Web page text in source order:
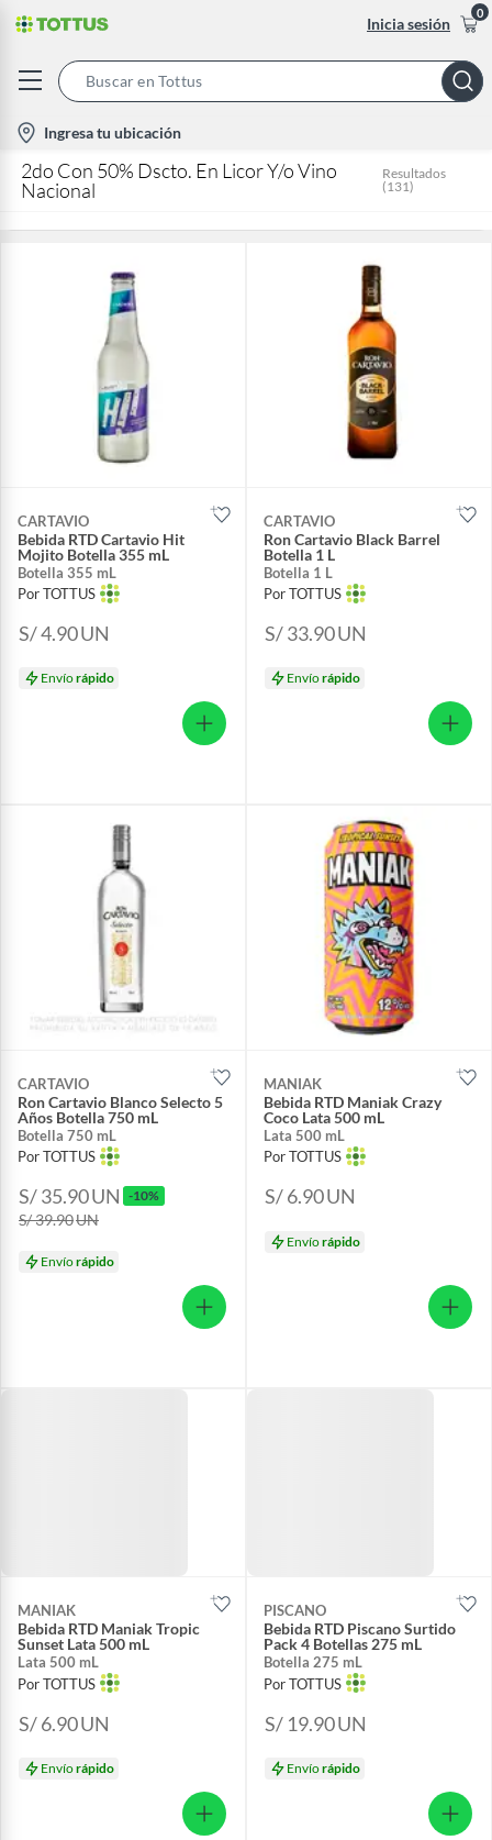
Inicia sesión
0
Bar
location-
icon
Ingresa tu ubicación
2do Con 50% Dscto. En Licor Y/o Vino
Nacional
Resultados
(131)
CARTAVIO
Bebida RTD Cartavio Hit
Mojito Botella 355 mL
Botella 355 mL
Por TOTTUS
S/ 4.90UN
Envíorápido
CARTAVIO
Ron Cartavio Black Barrel
Botella 1 L
Botella 1 L
Por TOTTUS
S/ 33.90UN
Envíorápido
CARTAVIO
Ron Cartavio Blanco Selecto 5
Años Botella 750 mL
Botella 750 mL
Por TOTTUS
S/ 35.90UN -10%
S/ 39.90UN
Envíorápido
MANIAK
Bebida RTD Maniak Crazy
Coco Lata 500 mL
Lata 500 mL
Por TOTTUS
S/ 6.90UN
Envíorápido
MANIAK
Bebida RTD Maniak Tropic
Sunset Lata 500 mL
Lata 500 mL
Por TOTTUS
S/ 6.90UN
Envíorápido
PISCANO
Bebida RTD Piscano Surtido
Pack 4 Botellas 275 mL
Botella 275 mL
Por TOTTUS
S/ 19.90UN
Envíorápido